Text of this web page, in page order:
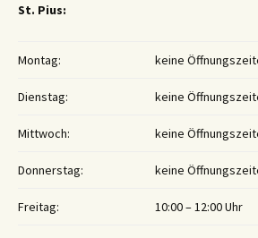
St. Pius:
Montag: keine
Dienstag: keine
Mittwoch: keine
Donnerstag: keine
Freitag: 10:00 – 12:00 Uhr